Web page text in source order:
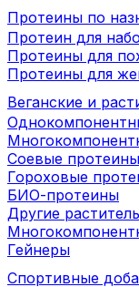
Протеины по
Протеин для
Протеины для
Протеины для
Веганские и
Соевые протеины
Гороховые
БИО-протеины
Другие
Гейнеры
Спортивные